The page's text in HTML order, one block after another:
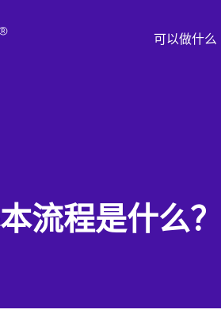
可以做什么
流程是什么？